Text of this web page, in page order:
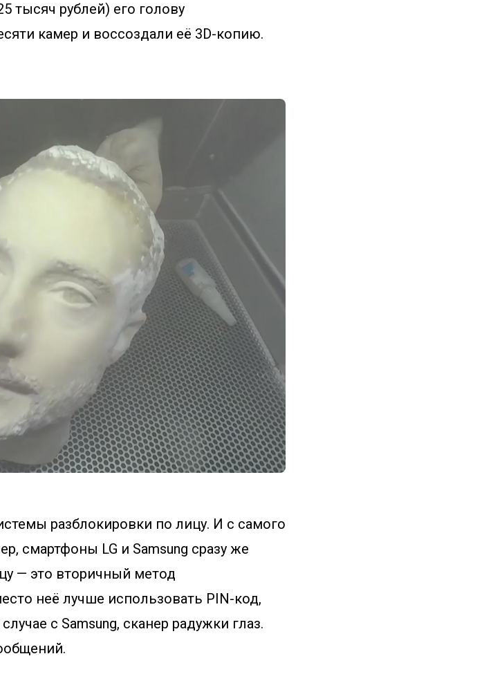
тысяч рублей) его голову
камер и воссоздали её 3D-копию.
разблокировки по лицу. И с самого
смартфоны LG и Samsung сразу же
— это вторичный метод
неё лучше использовать PIN-код,
с Samsung, сканер радужки глаз.